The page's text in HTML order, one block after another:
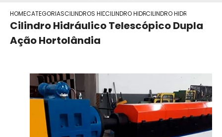
HOMECATEGORIASCILINDROS HIDRAULICOCILINDRO HIDRAULICO TELESCOPICO
CILINDRO HIDRAULICO
Cilindro Hidráulico Telescópico Dupla
Ação Hortolândia